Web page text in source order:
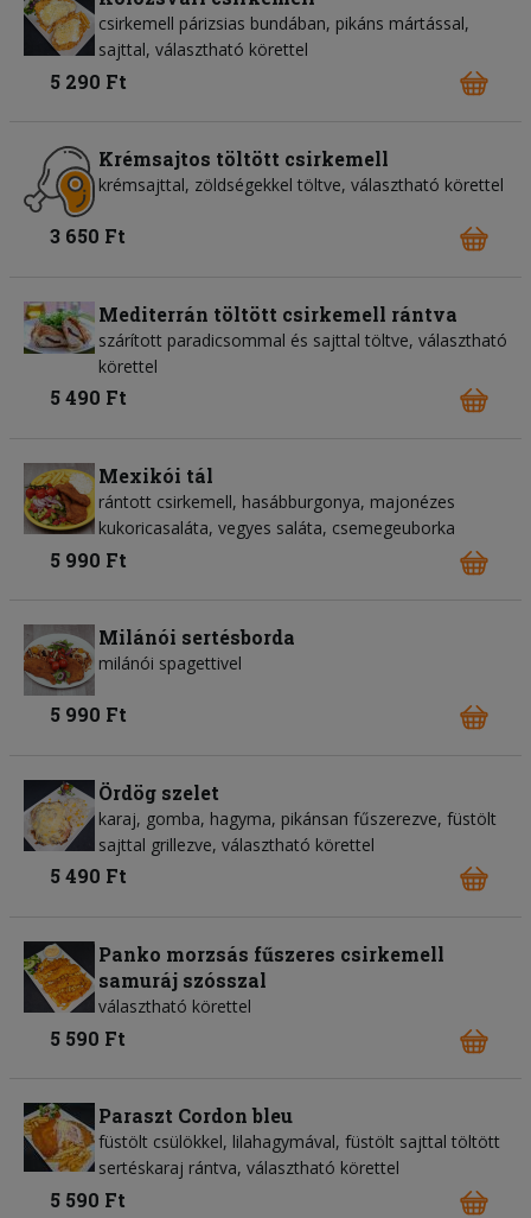
csirkemell párizsias bundában, pikáns mártással,
sajttal, választható körettel
5 290 Ft
Krémsajtos töltött csirkemell
krémsajttal, zöldségekkel töltve, választható körettel
3 650 Ft
Mediterrán töltött csirkemell rántva
szárított paradicsommal és sajttal töltve, választható
körettel
5 490 Ft
Mexikói tál
rántott csirkemell, hasábburgonya, majonézes
kukoricasaláta, vegyes saláta, csemegeuborka
5 990 Ft
Milánói sertésborda
milánói spagettivel
5 990 Ft
Ördög szelet
karaj, gomba, hagyma, pikánsan fűszerezve, füstölt
sajttal grillezve, választható körettel
5 490 Ft
Panko morzsás fűszeres csirkemell
samuráj szósszal
választható körettel
5 590 Ft
Paraszt Cordon bleu
füstölt csülökkel, lilahagymával, füstölt sajttal töltött
sertéskaraj rántva, választható körettel
5 590 Ft